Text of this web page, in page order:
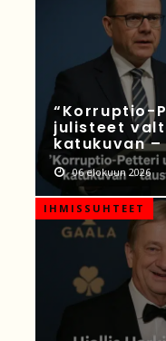
“Korruptio-
julisteet
katukuvan –
06 elokuun 2026
IHMISSUHTEET